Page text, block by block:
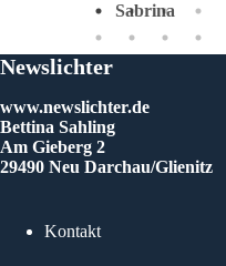
Sabrina
Newslichter
www.newslichter.de
Bettina Sahling
Am Gieberg 2
29490 Neu Darchau/Glienitz
Kontakt